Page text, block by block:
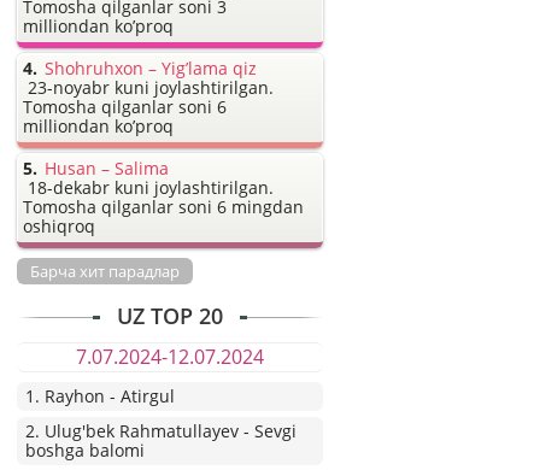
Tomosha qilganlar soni 3
milliondan ko’proq
Shohruhxon – Yig’lama qiz
23-noyabr kuni joylashtirilgan.
Tomosha qilganlar soni 6
milliondan ko’proq
Husan – Salima
18-dekabr kuni joylashtirilgan.
Tomosha qilganlar soni 6 mingdan
oshiqroq
Барча хит парадлар
UZ TOP 20
7.07.2024-12.07.2024
1. Rayhon - Atirgul
2. Ulug'bek Rahmatullayev - Sevgi
boshga balomi